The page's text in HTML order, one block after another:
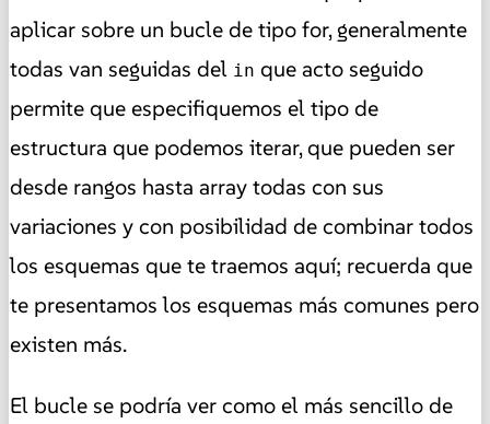
aplicar sobre un bucle de tipo for, generalmente
todas van seguidas del in que acto seguido
permite que especifiquemos el tipo de
estructura que podemos iterar, que pueden ser
desde rangos hasta array todas con sus
variaciones y con posibilidad de combinar todos
los esquemas que te traemos aquí; recuerda que
te presentamos los esquemas más comunes pero
existen más.
El bucle se podría ver como el más sencillo de